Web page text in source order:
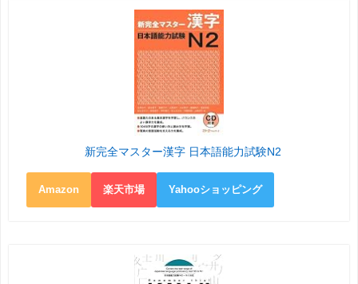
新完全マスター漢字 日本語能力試験N2
Amazon 楽天市場 Yahooショッピング